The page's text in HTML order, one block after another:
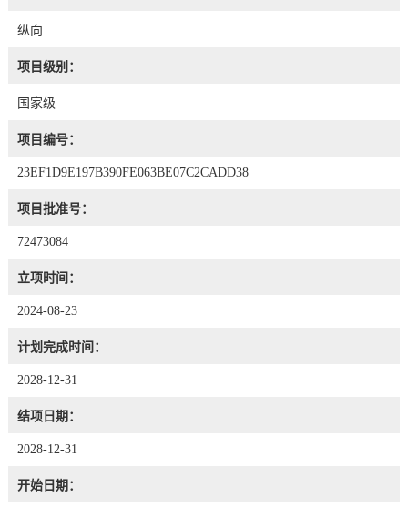
纵向
项目级别：
国家级
项目编号：
23EF1D9E197B390FE063BE07C2CADD38
项目批准号：
72473084
立项时间：
2024-08-23
计划完成时间：
2028-12-31
结项日期：
2028-12-31
开始日期：